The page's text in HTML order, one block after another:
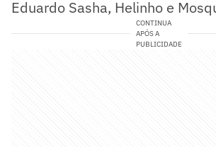
Eduardo Sasha, Helinho e
CONTINUA
APÓS A
PUBLICIDADE